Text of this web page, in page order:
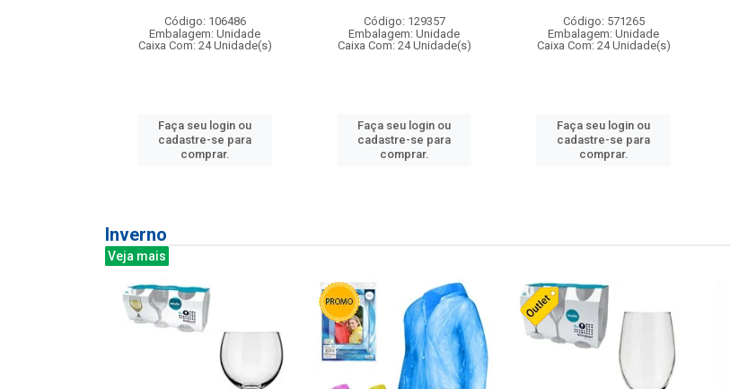
Código: 106486
Embalagem: Unidade
Caixa Com: 24 Unidade(s)
Faça seu login ou
cadastre-se para
comprar.
Código: 129357
Embalagem: Unidade
Caixa Com: 24 Unidade(s)
Faça seu login ou
cadastre-se para
comprar.
Código: 571265
Embalagem: Unidade
Caixa Com: 24 Unidade(s)
Faça seu login ou
cadastre-se para
comprar.
Inverno
Veja mais